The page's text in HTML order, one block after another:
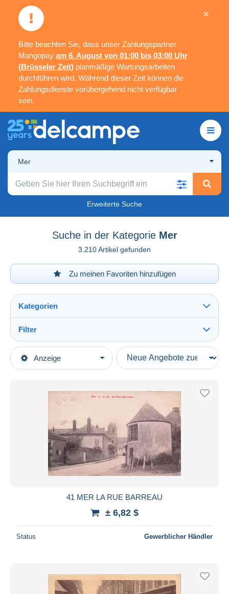
Bitte beachten Sie, dass unser Zahlungspartner
Mangopay am 6. August von 01:00 bis 03:00 Uhr
(Brüsseler Zeit) planmäßige Wartungsarbeiten
durchführen wird. Während dieser Zeit können die
Zahlungsdienste vorübergehend nicht verfügbar
sein.
×
Mer
Erweiterte Suche
Suche in der Kategorie Mer
3.210 Artikel gefunden
Zu meinen Favoriten hinzufügen
Anzeige
Kategorien
Hauptkategorien
Frankreich
[41] Loir et Cher
Filter
Art der Verkäufe
Laufende Angebote
Auktionen mit Geboten
Auktionshäuser
Verkauft
Alle Laufzeiten
Preis
Kostenloser Versand
41 MER LA RUE BARREAU
± 6,82 $
Status Gewerblicher Händler